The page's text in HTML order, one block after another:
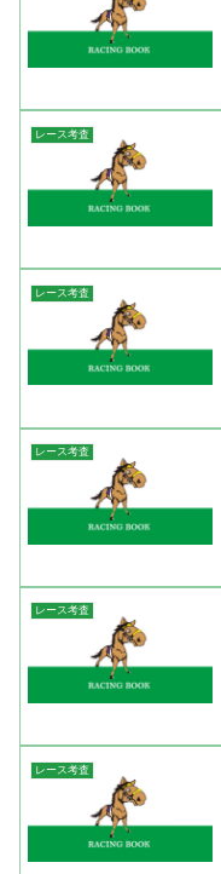
レース考査
レース考査
レース考査
レース考査
レース考査